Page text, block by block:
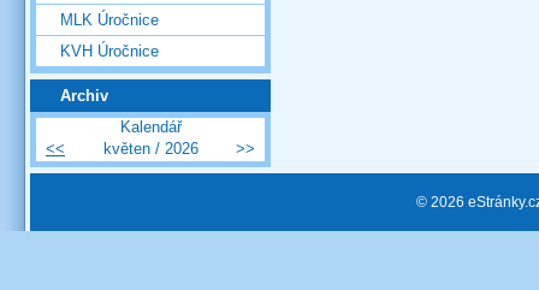
MLK Úročnice
KVH Úročnice
Archiv
Kalendář
<<
květen / 2026 >>
© 2026